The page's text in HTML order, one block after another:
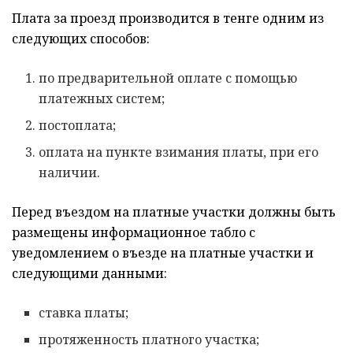
Плата за проезд производится в тенге одним из
следующих способов:
по предварительной оплате с помощью
платежных систем;
постоплата;
оплата на пункте взимания платы, при его
наличии.
Перед въездом на платные участки должны быть
размещены информационное табло с
уведомлением о въезде на платные участки и
следующими данными:
ставка платы;
протяженность платного участка;